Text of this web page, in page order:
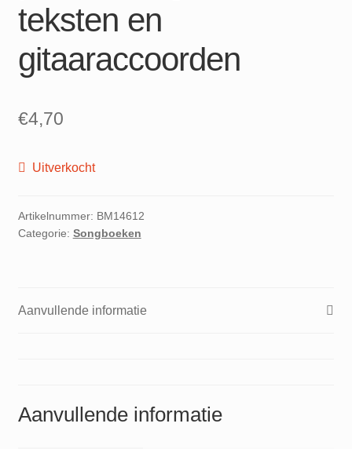
teksten en
gitaaraccoorden
€4,70
Uitverkocht
Artikelnummer: BM14612
Categorie: Songboeken
Aanvullende informatie
Aanvullende informatie